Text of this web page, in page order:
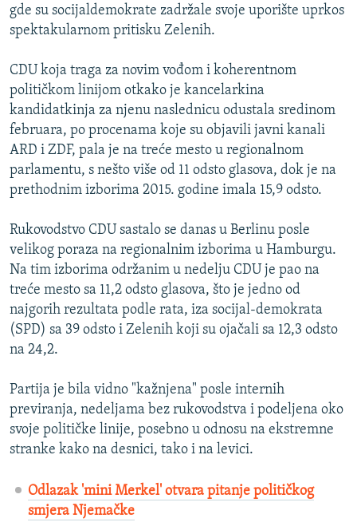
gde su socijaldemokrate zadržale svoje uporište uprkos
spektakularnom pritisku Zelenih.
CDU koja traga za novim vođom i koherentnom
političkom linijom otkako je kancelarkina
kandidatkinja za njenu naslednicu odustala sredinom
februara, po procenama koje su objavili javni kanali
ARD i ZDF, pala je na treće mesto u regionalnom
parlamentu, s nešto više od 11 odsto glasova, dok je na
prethodnim izborima 2015. godine imala 15,9 odsto.
Rukovodstvo CDU sastalo se danas u Berlinu posle
velikog poraza na regionalnim izborima u Hamburgu.
Na tim izborima održanim u nedelju CDU je pao na
treće mesto sa 11,2 odsto glasova, što je jedno od
najgorih rezultata podle rata, iza socijal-demokrata
(SPD) sa 39 odsto i Zelenih koji su ojačali sa 12,3 odsto
na 24,2.
Partija je bila vidno "kažnjena" posle internih
previranja, nedeljama bez rukovodstva i podeljena oko
svoje političke linije, posebno u odnosu na ekstremne
stranke kako na desnici, tako i na levici.
Odlazak 'mini Merkel' otvara pitanje političkog
smjera Njemačke